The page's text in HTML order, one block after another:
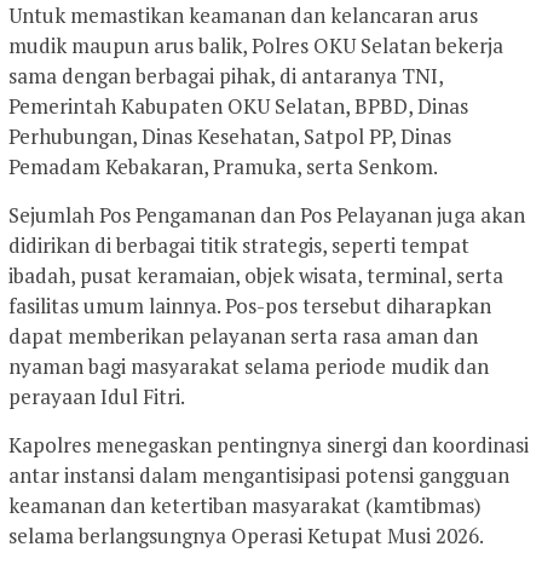
Untuk memastikan keamanan dan kelancaran arus
mudik maupun arus balik, Polres OKU Selatan bekerja
sama dengan berbagai pihak, di antaranya TNI,
Pemerintah Kabupaten OKU Selatan, BPBD, Dinas
Perhubungan, Dinas Kesehatan, Satpol PP, Dinas
Pemadam Kebakaran, Pramuka, serta Senkom.
Sejumlah Pos Pengamanan dan Pos Pelayanan juga akan
didirikan di berbagai titik strategis, seperti tempat
ibadah, pusat keramaian, objek wisata, terminal, serta
fasilitas umum lainnya. Pos-pos tersebut diharapkan
dapat memberikan pelayanan serta rasa aman dan
nyaman bagi masyarakat selama periode mudik dan
perayaan Idul Fitri.
Kapolres menegaskan pentingnya sinergi dan koordinasi
antar instansi dalam mengantisipasi potensi gangguan
keamanan dan ketertiban masyarakat (kamtibmas)
selama berlangsungnya Operasi Ketupat Musi 2026.